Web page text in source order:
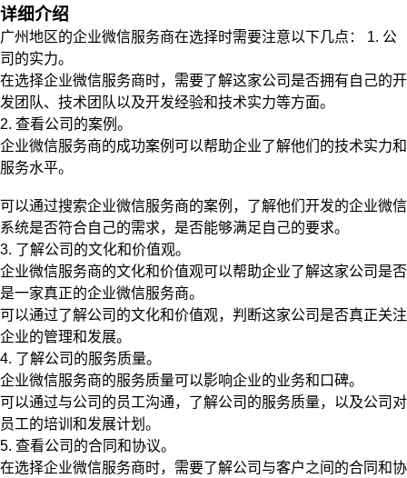
详细介绍
广州地区的企业微信服务商在选择时需要注意以下几点： 1. 公
司的实力。
在选择企业微信服务商时，需要了解这家公司是否拥有自己的开
发团队、技术团队以及开发经验和技术实力等方面。
2. 查看公司的案例。
企业微信服务商的成功案例可以帮助企业了解他们的技术实力和
服务水平。
可以通过搜索企业微信服务商的案例，了解他们开发的企业微信
系统是否符合自己的需求，是否能够满足自己的要求。
3. 了解公司的文化和价值观。
企业微信服务商的文化和价值观可以帮助企业了解这家公司是否
是一家真正的企业微信服务商。
可以通过了解公司的文化和价值观，判断这家公司是否真正关注
企业的管理和发展。
4. 了解公司的服务质量。
企业微信服务商的服务质量可以影响企业的业务和口碑。
可以通过与公司的员工沟通，了解公司的服务质量，以及公司对
员工的培训和发展计划。
5. 查看公司的合同和协议。
在选择企业微信服务商时，需要了解公司与客户之间的合同和协